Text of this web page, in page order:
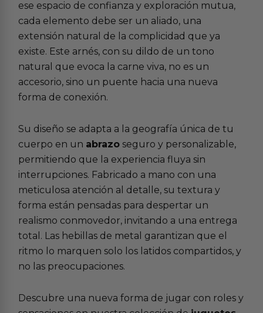
ese espacio de confianza y exploración mutua,
cada elemento debe ser un aliado, una
extensión natural de la complicidad que ya
existe. Este arnés, con su dildo de un tono
natural que evoca la carne viva, no es un
accesorio, sino un puente hacia una nueva
forma de conexión.
Su diseño se adapta a la geografía única de tu
cuerpo en un abrazo seguro y personalizable,
permitiendo que la experiencia fluya sin
interrupciones. Fabricado a mano con una
meticulosa atención al detalle, su textura y
forma están pensadas para despertar un
realismo conmovedor, invitando a una entrega
total. Las hebillas de metal garantizan que el
ritmo lo marquen solo los latidos compartidos, y
no las preocupaciones.
Descubre una nueva forma de jugar con roles y